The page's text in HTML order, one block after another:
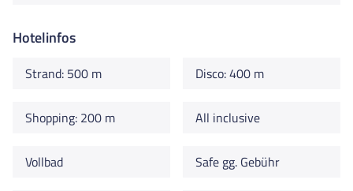
Hotelinfos
Strand: 500 m Disco: 400 m
Shopping: 200 m All inclusive
Vollbad Safe gg. Gebühr